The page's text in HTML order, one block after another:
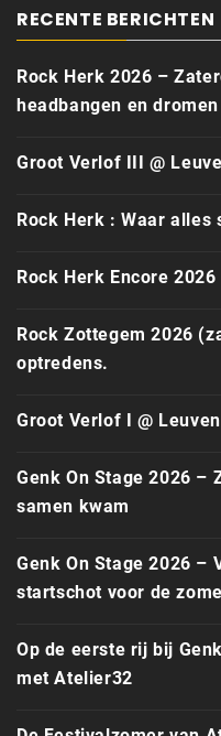
RECENTE BERICHTEN
Rock Herk 2026 –
headbangen en dromen
Groot Verlof III @
Rock Herk : Waar
Rock Herk Encore
Rock Zottegem 2026
optredens.
Groot Verlof I @ Leuven
Genk On Stage 2026 –
samen kwam
Genk On Stage 2026 –
startschot voor de
Op de eerste rij bij
met Atelier32